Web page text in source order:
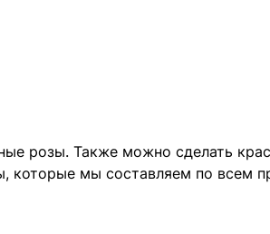
розы. Также можно сделать
которые мы составляем по всем